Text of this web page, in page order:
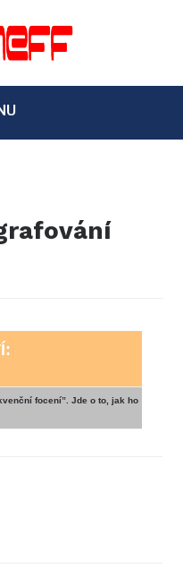
focení”. Jde o to, jak ho